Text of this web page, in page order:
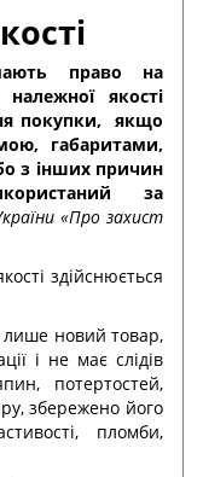
право на
якості
покупки,
якщо
габаритами,
з інших причин
за
«Про захист
здійснюється
новий товар,
і не має слідів
потертостей,
збережено його
пломби,